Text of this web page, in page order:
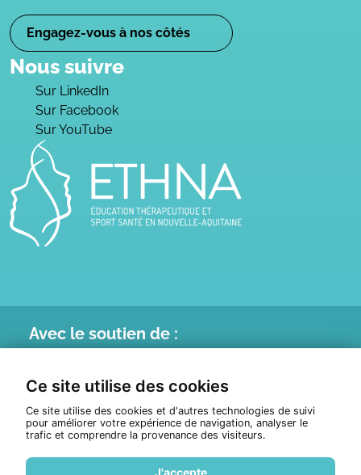
Ce site utilise des cookies
Ce site utilise des cookies et d'autres technologies de suivi
pour améliorer votre expérience de navigation, analyser le
trafic et comprendre la provenance des visiteurs.
J'accepte
Engagez-vous à nos côtés
Nous suivre
Sur LinkedIn
Sur Facebook
Sur YouTube
Avec le soutien de :